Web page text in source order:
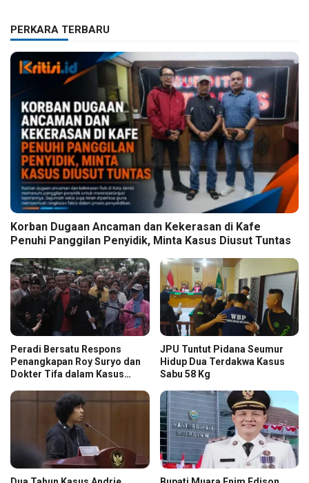
PERKARA TERBARU
Korban Dugaan Ancaman dan Kekerasan di Kafe
Penuhi Panggilan Penyidik, Minta Kasus Diusut Tuntas
Peradi Bersatu Respons
Penangkapan Roy Suryo dan
Dokter Tifa dalam Kasus
JPU Tuntut Pidana Seumur
Hidup Dua Terdakwa Kasus
Sabu 58 Kg